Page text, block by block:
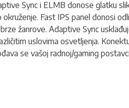
Sync i ELMB donose glatku
Fast IPS panel donosi
žanrove. Adaptive Sync
uslovima osvetljenja.
se vašoj radnoj/gaming